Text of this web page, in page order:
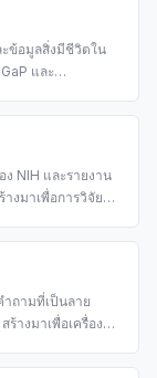
ข้อมูลสิ่งมีชีวิตใน
และ
NIH และรายงาน
งมาเพื่อการวิจัย
ถามที่เป็นลาย
างมาเพื่อเครื่องมือ